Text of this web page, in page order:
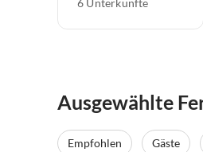
6 Unterkünfte
Ausgewählte
Empfohlen Gäste